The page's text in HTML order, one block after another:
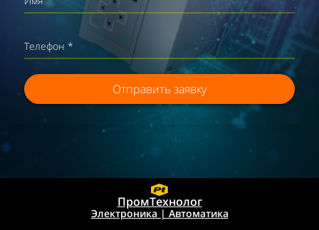
Телефон *
Отправить заявку
ПромТехнолог
Электроника | Автоматика